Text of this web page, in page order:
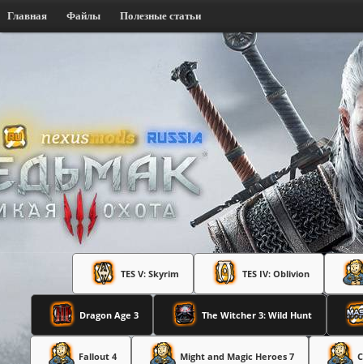
Главная Файлы Полезные статьи
TES V: Skyrim TES IV: Oblivion
Dragon Age 3 The Witcher 3: Wild Hunt
Fallout 4 Might and Magic Heroes 7